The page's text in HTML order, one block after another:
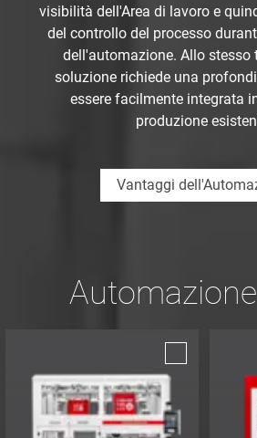
visibilità dell'Area di lavoro e
del controllo del processo
dell'automazione. Allo stesso
soluzione richiede una
essere facilmente integrata
produzione
Vantaggi